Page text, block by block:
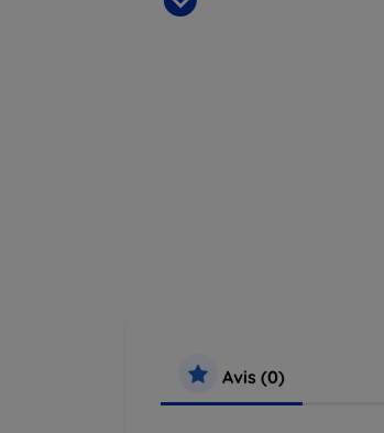
Avis (0)